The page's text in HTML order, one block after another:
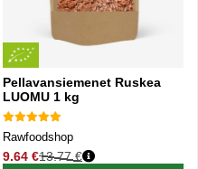
Pellavansiemenet Ruskea
LUOMU 1 kg
Rawfoodshop
9.64 €
Normaali hinta
13.77 €